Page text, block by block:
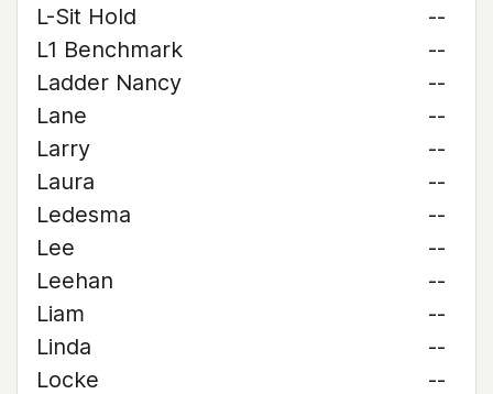
L-Sit Hold
--
L1 Benchmark
--
Ladder Nancy
--
Lane
--
Larry
--
Laura
--
Ledesma
--
Lee
--
Leehan
--
Liam
--
Linda
--
Locke
--